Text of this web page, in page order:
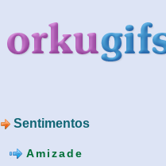
Sentimentos
Amizade